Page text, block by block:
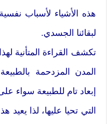
هذه الأشياء لأسباب
لبقائنا الجسدي.
تكشف القراءة المتأنية
المدن المزدحمة
إبعاد تام للطبيعة سواء
التي تحيا عليها، لذا